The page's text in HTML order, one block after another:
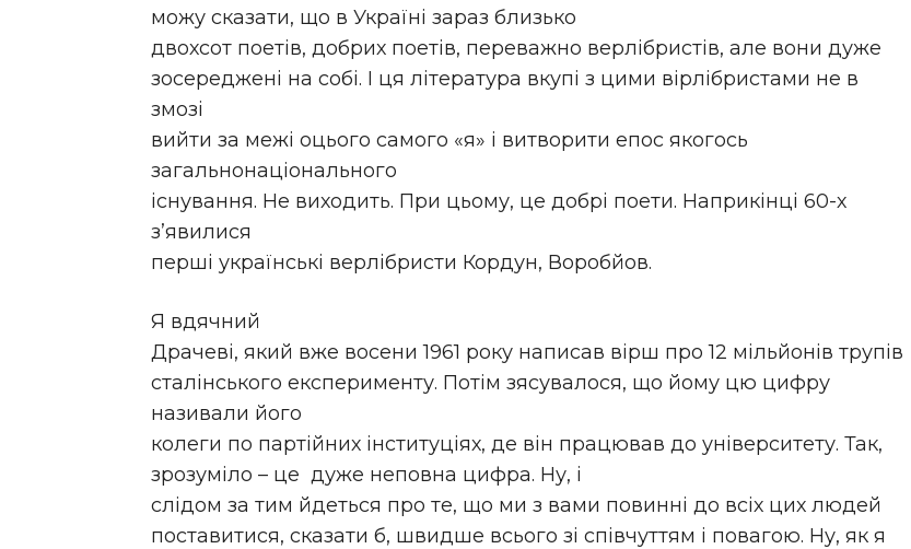
можу сказати, що в Україні зараз близько
двохсот поетів, добрих поетів, переважно верлібристів, але вони дуже
зосереджені на собі. І ця література вкупі з цими вірлібристами не в
змозі
вийти за межі оцього самого «я» і витворити епос якогось
загальнонаціонального
існування. Не виходить. При цьому, це добрі поети. Наприкінці 60-х
з’явилися
перші українські верлібристи Кордун, Воробйов.
Я вдячний
Драчеві, який вже восени 1961 року написав вірш про 12 мільйонів трупів
сталінського експерименту. Потім зясувалося, що йому цю цифру
називали його
колеги по партійних інституціях, де він працював до університету. Так,
зрозуміло – це дуже неповна цифра. Ну, і
слідом за тим йдеться про те, що ми з вами повинні до всіх цих людей
поставитися, сказати б, швидше всього зі співчуттям і повагою. Ну, як я